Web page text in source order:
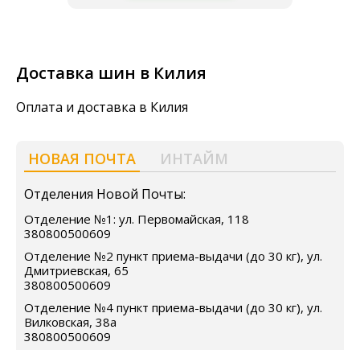
Доставка шин в Килия
Оплата и доставка в Килия
НОВАЯ ПОЧТА ИНТАЙМ
Отделения Новой Почты:
Отделение №1: ул. Первомайская, 118
380800500609
Отделение №2 пункт приема-выдачи (до 30 кг), ул.
Дмитриевская, 65
380800500609
Отделение №4 пункт приема-выдачи (до 30 кг), ул.
Вилковская, 38а
380800500609